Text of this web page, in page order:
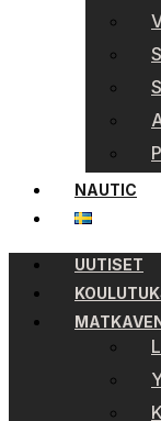
NAUTIC
UUTISET